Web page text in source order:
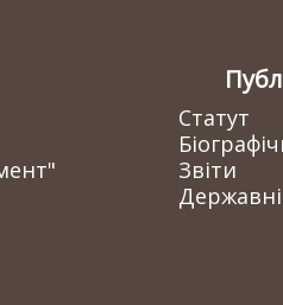
Статут
Звіти
Державні